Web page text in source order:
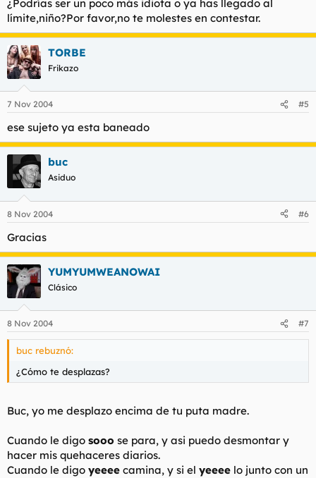
¿Podrías ser un poco más idiota o ya has llegado al
límite,niño?Por favor,no te molestes en contestar.
TORBE
Frikazo
7 Nov 2004 #5
ese sujeto ya esta baneado
buc
Asiduo
8 Nov 2004 #6
Gracias
YUMYUMWEANOWAI
Clásico
8 Nov 2004 #7
buc rebuznó:
¿Cómo te desplazas?
Buc, yo me desplazo encima de tu puta madre.
Cuando le digo sooo se para, y asi puedo desmontar y
hacer mis quehaceres diarios.
Cuando le digo yeeee camina, y si el yeeee lo junto con un